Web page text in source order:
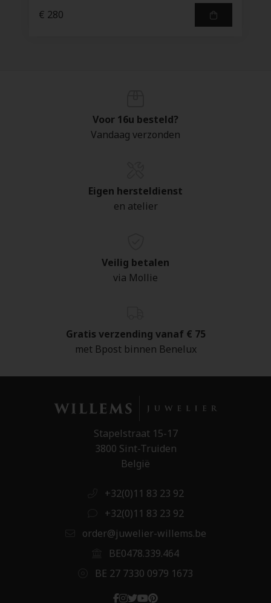
€ 280
Voor 16u besteld?
Vandaag verzonden
Eigen hersteldienst
en atelier
Veilig betalen
via Mollie
Gratis verzending vanaf € 75
met Bpost binnen Benelux
Stapelstraat 15-17
3800 Sint-Truiden
België
+32(0)11 83 23 92
+32(0)11 83 23 92
order@juwelier-willems.be
BE0478.339.464
BE 27 7330 0979 1673